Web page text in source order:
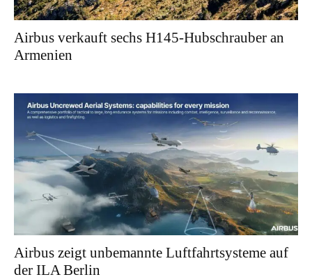
Airbus verkauft sechs H145-Hubschrauber an
Armenien
Airbus zeigt unbemannte Luftfahrtsysteme auf
der ILA Berlin